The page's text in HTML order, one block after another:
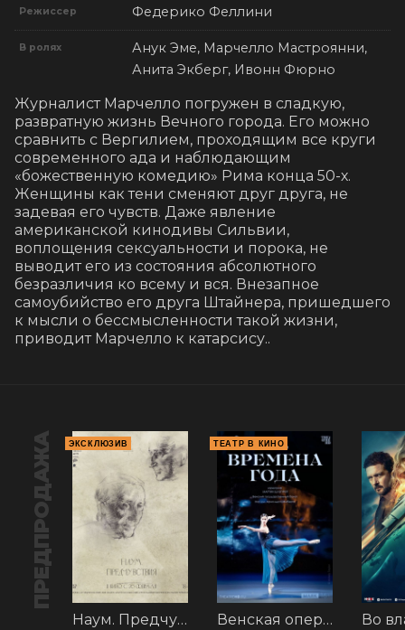
Режиссер Федерико Феллини
В ролях
Анук Эме, Марчелло Мастроянни,
Анита Экберг, Ивонн Фюрно
Журналист Марчелло погружен в сладкую,
развратную жизнь Вечного города. Его можно
сравнить с Вергилием, проходящим все круги
современного ада и наблюдающим
«божественную комедию» Рима конца 50-х.
Женщины как тени сменяют друг друга, не
задевая его чувств. Даже явление
американской кинодивы Сильвии,
воплощения сексуальности и порока, не
выводит его из состояния абсолютного
безразличия ко всему и вся. Внезапное
самоубийство его друга Штайнера, пришедшего
к мысли о бессмысленности такой жизни,
приводит Марчелло к катарсису..
ПРЕДПРОДАЖА ЭКСКЛЮЗИВ
Наум. Предчувствия
ТЕАТР В КИНО
Венская опера: Времена года